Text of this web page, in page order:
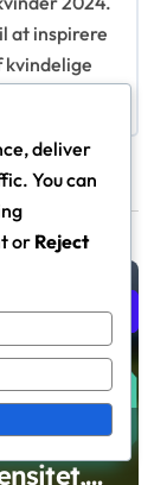
at inspirere
deliver
You can
orReject